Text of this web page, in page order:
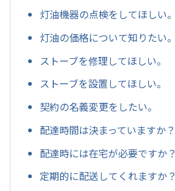
灯油機器の点検をしてほしい。
灯油の価格について知りたい。
ストーブを修理してほしい。
ストーブを設置してほしい。
契約の名義変更をしたい。
配達時間は決まっていますか？
配達時には在宅が必要ですか？
定期的に配送してくれますか？